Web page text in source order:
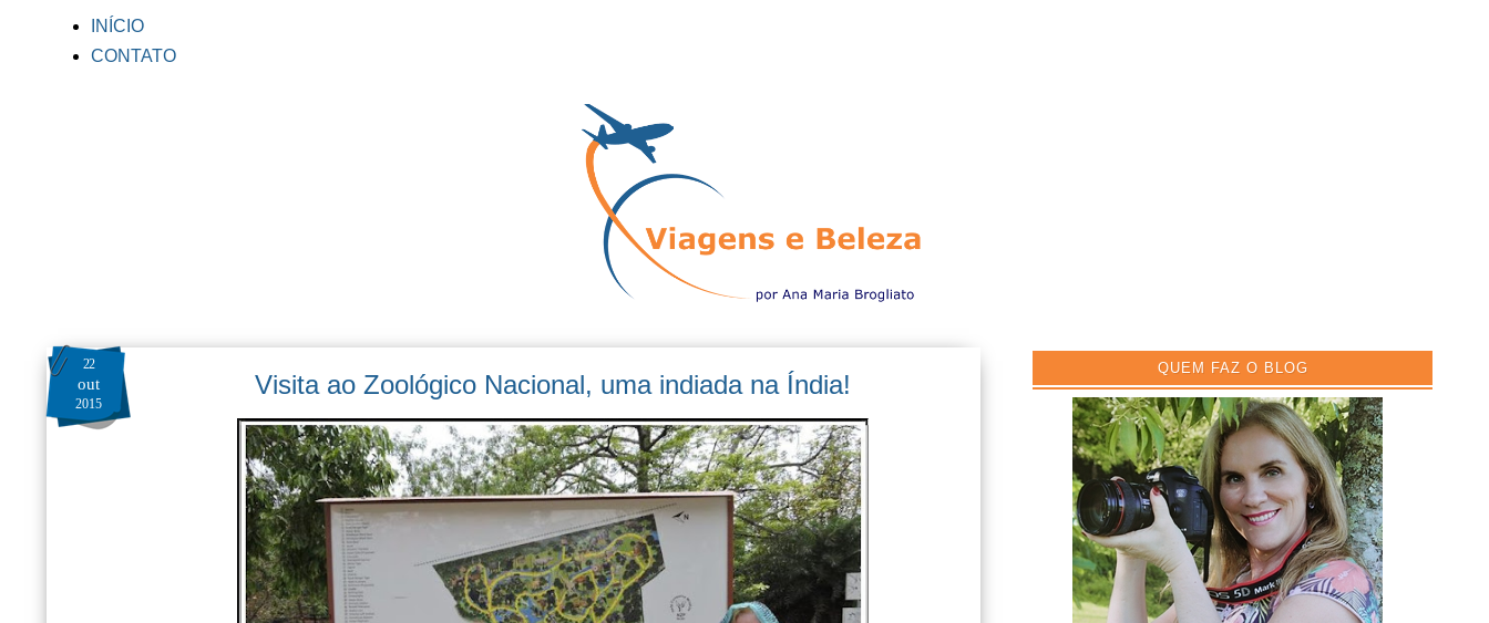
INÍCIO
CONTATO
22
out
2015
Visita ao Zoológico Nacional, uma indiada na Índia!
QUEM FAZ O BLOG